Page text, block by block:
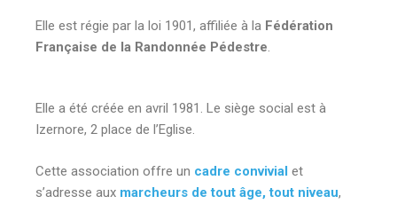
Elle est régie par la loi 1901, affiliée à la Fédération
Française de la Randonnée Pédestre.
Elle a été créée en avril 1981. Le siège social est à
Izernore, 2 place de l’Eglise.
Cette association offre un cadre convivial et
s’adresse aux marcheurs de tout âge, tout niveau,